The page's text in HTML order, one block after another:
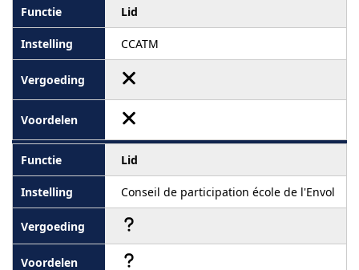
Lid
CCATM
Lid
Conseil de participation école de l'Envol